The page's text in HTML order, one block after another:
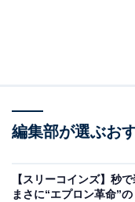
シュロのほうきとい
道具です。シュロは
ます。
編集部が選ぶお
【スリーコインズ】秒で
まさに“エプロン革命”の